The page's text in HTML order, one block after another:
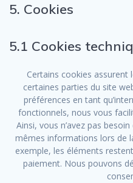
5. Cookies
5.1 Cookies
Certains cookies
certaines parties du site
préférences en tant
fonctionnels, nous vous
Ainsi, vous n’avez pas
mêmes informations lors de
exemple, les éléments
paiement. Nous pouvons